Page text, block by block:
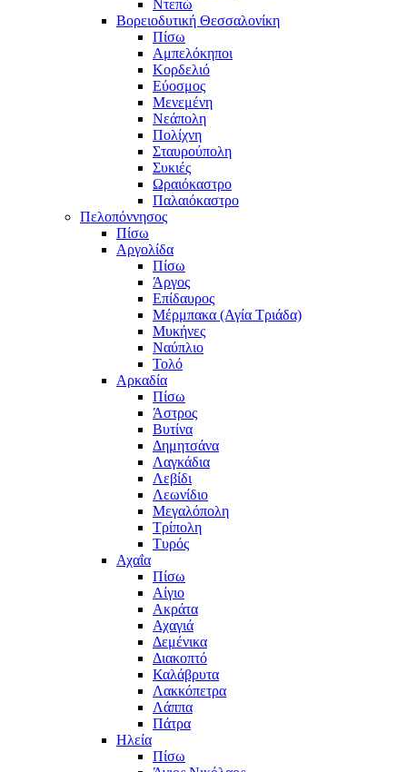
Ντεπώ
Βορειοδυτική Θεσσαλονίκη
Πίσω
Αμπελόκηποι
Κορδελιό
Εύοσμος
Μενεμένη
Νεάπολη
Πολίχνη
Σταυρούπολη
Συκιές
Ωραιόκαστρο
Παλαιόκαστρο
Πελοπόννησος
Πίσω
Αργολίδα
Πίσω
Άργος
Επίδαυρος
Μέρμπακα (Αγία Τριάδα)
Μυκήνες
Ναύπλιο
Τολό
Αρκαδία
Πίσω
Άστρος
Βυτίνα
Δημητσάνα
Λαγκάδια
Λεβίδι
Λεωνίδιο
Μεγαλόπολη
Τρίπολη
Τυρός
Αχαΐα
Πίσω
Αίγιο
Ακράτα
Αχαγιά
Δεμένικα
Διακοπτό
Καλάβρυτα
Λακκόπετρα
Λάππα
Πάτρα
Ηλεία
Πίσω